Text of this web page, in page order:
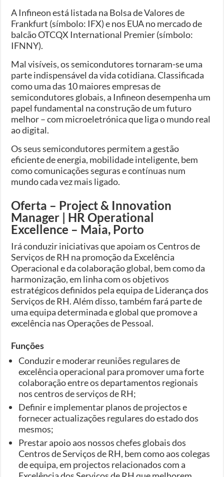
A Infineon está listada na Bolsa de Valores de
Frankfurt (símbolo: IFX) e nos EUA no mercado de
balcão OTCQX International Premier (símbolo:
IFNNY).
Mal visíveis, os semicondutores tornaram-se uma
parte indispensável da vida cotidiana. Classificada
como uma das 10 maiores empresas de
semicondutores globais, a Infineon desempenha um
papel fundamental na construção de um futuro
melhor – com microeletrónica que liga o mundo real
ao digital.
Os seus semicondutores permitem a gestão
eficiente de energia, mobilidade inteligente, bem
como comunicações seguras e contínuas num
mundo cada vez mais ligado.
Oferta – Project & Innovation
Manager | HR Operational
Excellence – Maia, Porto
Irá conduzir iniciativas que apoiam os Centros de
Serviços de RH na promoção da Excelência
Operacional e da colaboração global, bem como da
harmonização, em linha com os objetivos
estratégicos definidos pela equipa de Liderança dos
Serviços de RH. Além disso, também fará parte de
uma equipa determinada e global que promove a
excelência nas Operações de Pessoal.
Funções
Conduzir e moderar reuniões regulares de
excelência operacional para promover uma forte
colaboração entre os departamentos regionais
nos centros de serviços de RH;
Definir e implementar planos de projectos e
fornecer actualizações regulares do estado dos
mesmos;
Prestar apoio aos nossos chefes globais dos
Centros de Serviços de RH, bem como aos colegas
de equipa, em projectos relacionados com a